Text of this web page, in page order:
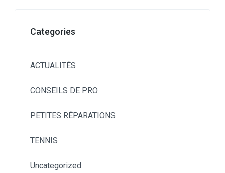
Categories
ACTUALITÉS
CONSEILS DE PRO
PETITES RÉPARATIONS
TENNIS
Uncategorized